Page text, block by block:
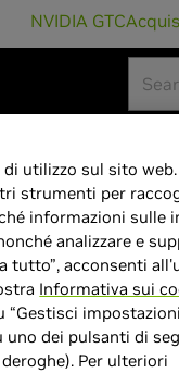
NVIDIA GTC
P2
i7-1355U
SDRAM
utilizzo sul sito
strumenti per
informazioni sulle
analizzare e
tutto”, acconsenti
Informativa sui
uno dei pulsanti di
Per ulteriori